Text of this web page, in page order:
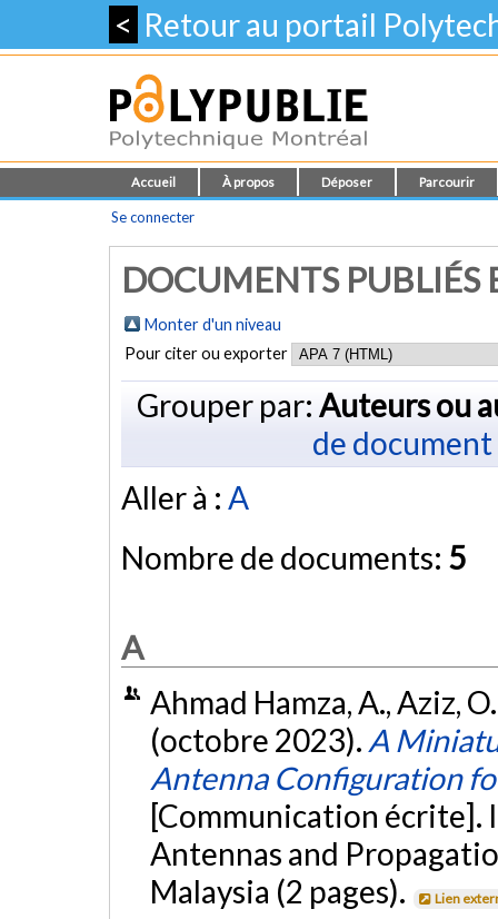
< Retour au portail
Accueil À propos Déposer Parcourir
Se connecter
DOCUMENTS PUBLIÉS
Monter d'un niveau
Pour citer ou exporter
Grouper par: Auteurs ou
de document
Aller à : A
Nombre de documents: 5
A
Ahmad Hamza, A., Aziz,
(octobre 2023). A
Antenna Configuration
[Communication écrite].
Antennas and
Malaysia (2 pages).
Lien